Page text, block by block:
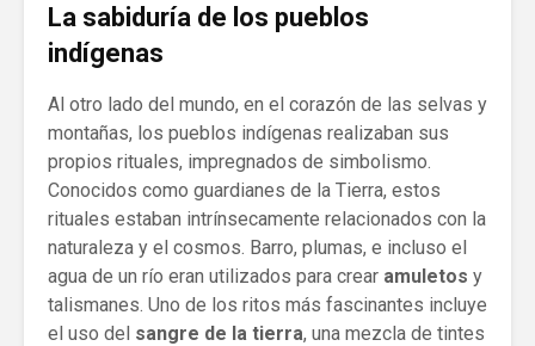
La sabiduría de los pueblos
indígenas
Al otro lado del mundo, en el corazón de las selvas y
montañas, los pueblos indígenas realizaban sus
propios rituales, impregnados de simbolismo.
Conocidos como guardianes de la Tierra, estos
rituales estaban intrínsecamente relacionados con la
naturaleza y el cosmos. Barro, plumas, e incluso el
agua de un río eran utilizados para crear amuletos y
talismanes. Uno de los ritos más fascinantes incluye
el uso del sangre de la tierra, una mezcla de tintes